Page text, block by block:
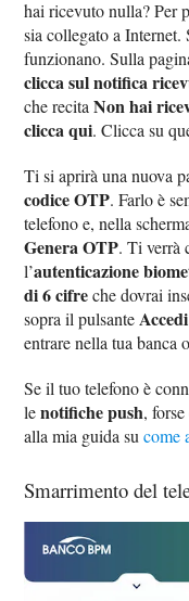
hai ricevuto nulla? Per
sia collegato a
funzionano. Sulla
clicca sul notifica
che recitaNon hai
clicca qui. Clicca su
Ti si aprirà una nuova
codice OTP. Farlo è
telefono e, nella
Genera OTP. Ti verrà
l’autenticazione
di 6 cifreche dovrai
sopra il pulsante Accedi
entrare nella tua banca
Se il tuo telefono è
lenotifiche push,
alla mia guida sucome
Smarrimento del